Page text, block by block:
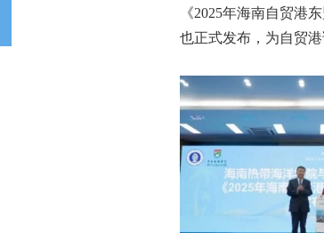
《2025年海南自贸港
也正式发布，为自贸